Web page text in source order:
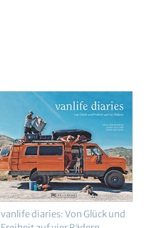
vanlife diaries: Von Glück und